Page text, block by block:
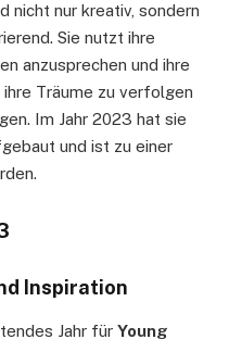
nicht nur kreativ, sondern
Sie nutzt ihre
anzusprechen und ihre
Träume zu verfolgen
Im Jahr 2023 hat sie
und ist zu einer
Inspiration
Jahr für Young